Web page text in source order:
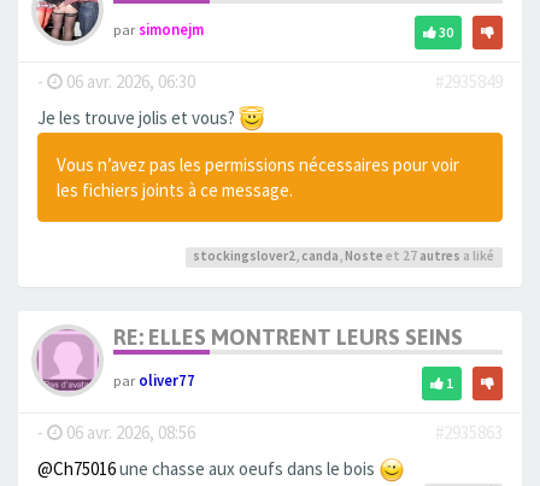
parsimonejm 30
- 06 avr. 2026, 06:30
#2935849
Je les trouve jolis et vous?
Vous n’avez pas les permissions nécessaires pour voir
les fichiers joints à ce message.
stockingslover2, canda, Noste et 27 autres a liké
RE: ELLES MONTRENT LEURS SEINS
paroliver77 1
- 06 avr. 2026, 08:56
#2935863
@Ch75016une chasse aux oeufs dans le bois